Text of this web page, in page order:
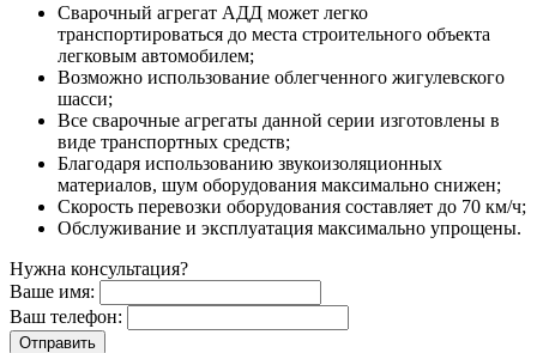
Сварочный агрегат АДД может легко
транспортироваться до места строительного объекта
легковым автомобилем;
Возможно использование облегченного жигулевского
шасси;
Все сварочные агрегаты данной серии изготовлены в
виде транспортных средств;
Благодаря использованию звукоизоляционных
материалов, шум оборудования максимально снижен;
Скорость перевозки оборудования составляет до 70 км/ч;
Обслуживание и эксплуатация максимально упрощены.
Нужна консультация?
Ваше имя:
Ваш телефон: